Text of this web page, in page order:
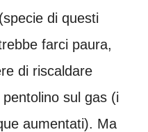
di questi
farci paura,
di riscaldare
pentolino sul gas (i
aumentati). Ma